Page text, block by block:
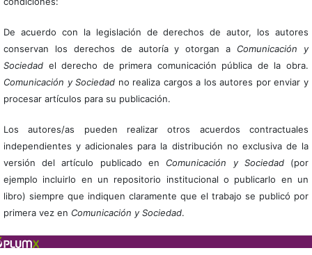
De acuerdo con la legislación de derechos de autor, los autores
conservan los derechos de autoría y otorgan a Comunicación y
Sociedadel derecho de primera comunicación pública de la obra.
Comunicación y Sociedad no realiza cargos a los autores por enviar y
procesar artículos para su publicación.
Los autores/as pueden realizar otros acuerdos contractuales
independientes y adicionales para la distribución no exclusiva de la
versión del artículo publicado en Comunicación y Sociedad(por
ejemplo incluirlo en un repositorio institucional o publicarlo en un
libro) siempre que indiquen claramente que el trabajo se publicó por
primera vez en Comunicación y Sociedad.